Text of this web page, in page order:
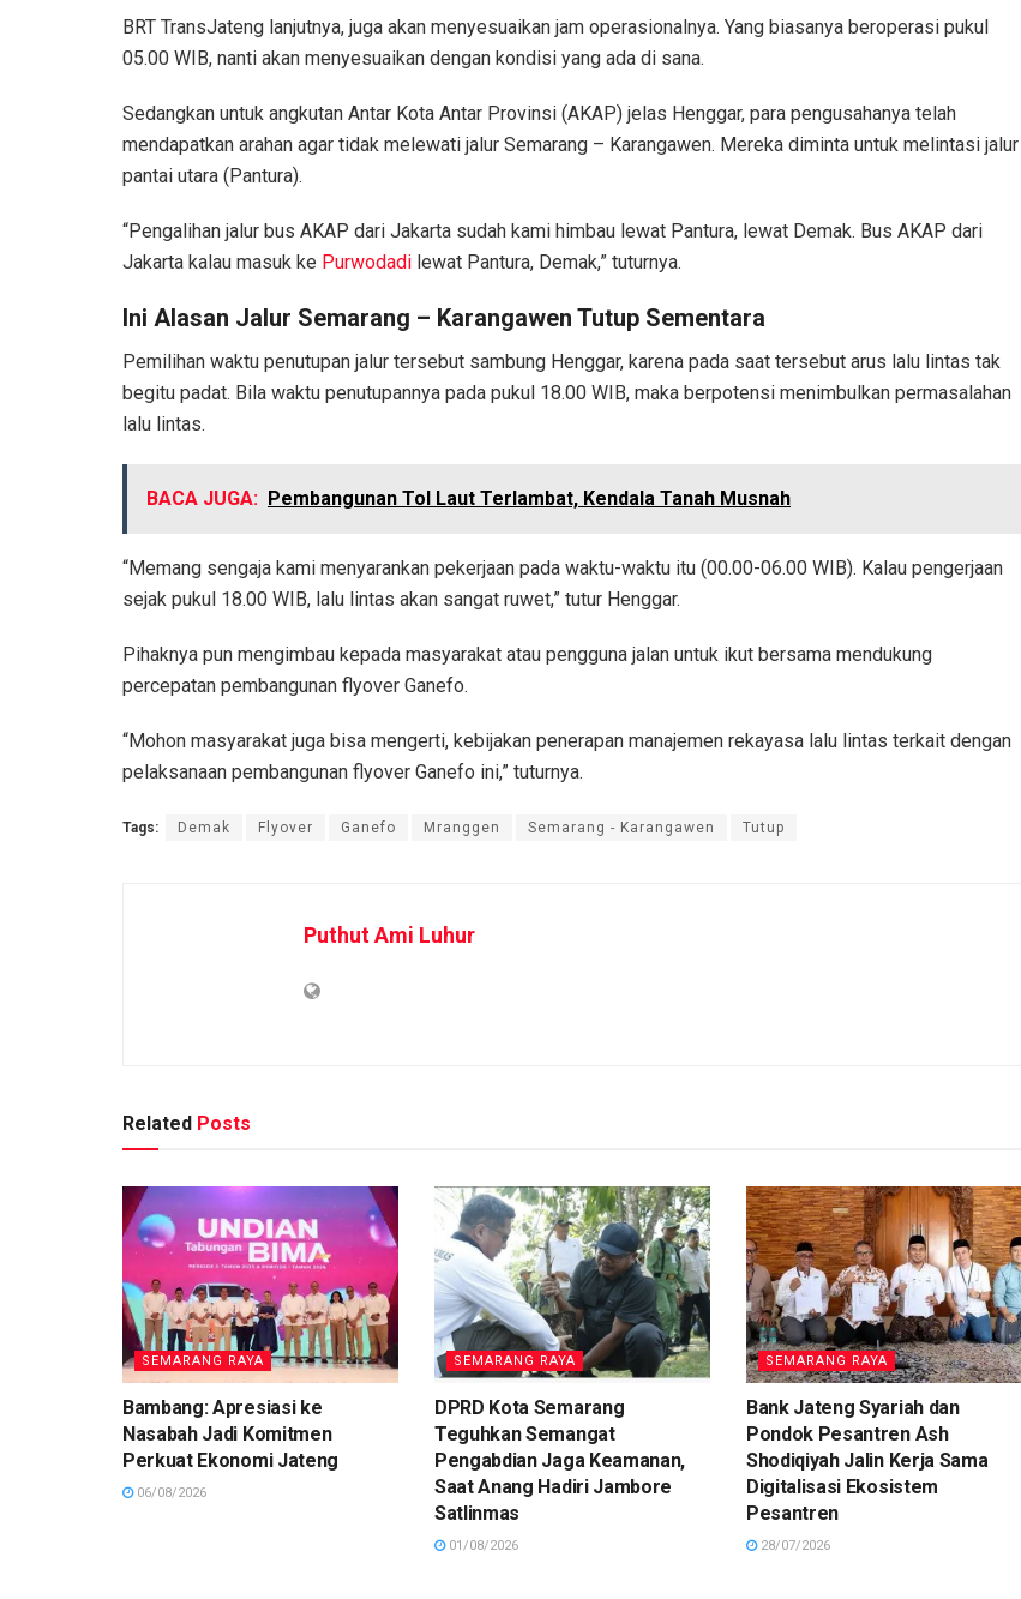
BRT TransJateng lanjutnya, juga akan menyesuaikan jam operasionalnya. Yang biasanya beroperasi pukul
05.00 WIB, nanti akan menyesuaikan dengan kondisi yang ada di sana.
Sedangkan untuk angkutan Antar Kota Antar Provinsi (AKAP) jelas Henggar, para pengusahanya telah
mendapatkan arahan agar tidak melewati jalur Semarang – Karangawen. Mereka diminta untuk melintasi jalur
pantai utara (Pantura).
“Pengalihan jalur bus AKAP dari Jakarta sudah kami himbau lewat Pantura, lewat Demak. Bus AKAP dari
Jakarta kalau masuk ke Purwodadi lewat Pantura, Demak,” tuturnya.
Ini Alasan Jalur Semarang – Karangawen Tutup Sementara
Pemilihan waktu penutupan jalur tersebut sambung Henggar, karena pada saat tersebut arus lalu lintas tak
begitu padat. Bila waktu penutupannya pada pukul 18.00 WIB, maka berpotensi menimbulkan permasalahan
lalu lintas.
BACA JUGA: Pembangunan Tol Laut Terlambat, Kendala Tanah Musnah
“Memang sengaja kami menyarankan pekerjaan pada waktu-waktu itu (00.00-06.00 WIB). Kalau pengerjaan
sejak pukul 18.00 WIB, lalu lintas akan sangat ruwet,” tutur Henggar.
Pihaknya pun mengimbau kepada masyarakat atau pengguna jalan untuk ikut bersama mendukung
percepatan pembangunan flyover Ganefo.
“Mohon masyarakat juga bisa mengerti, kebijakan penerapan manajemen rekayasa lalu lintas terkait dengan
pelaksanaan pembangunan flyover Ganefo ini,” tuturnya.
Tags: Demak Flyover Ganefo Mranggen Semarang - Karangawen Tutup
Puthut Ami Luhur
Related Posts
SEMARANG RAYA
Bambang: Apresiasi ke
Nasabah Jadi Komitmen
Perkuat Ekonomi Jateng
06/08/2026
SEMARANG RAYA
DPRD Kota Semarang
Teguhkan Semangat
Pengabdian Jaga Keamanan,
Saat Anang Hadiri Jambore
Satlinmas
01/08/2026
SEMARANG RAYA
Bank Jateng Syariah dan
Pondok Pesantren Ash
Shodiqiyah Jalin Kerja Sama
Digitalisasi Ekosistem
Pesantren
28/07/2026